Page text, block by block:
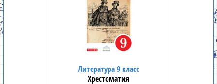
Литература 9 класс
Хрестоматия